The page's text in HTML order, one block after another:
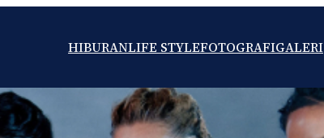
HIBURANLIFE STYLEFOTOGRAFIGALERI